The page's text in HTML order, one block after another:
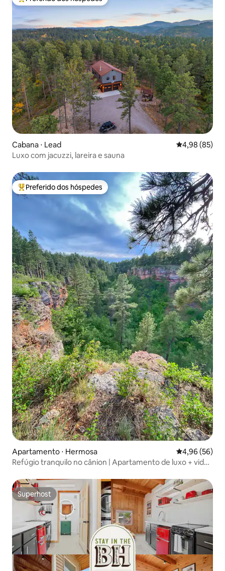
Entre os melhores preferidos dos hóspedes
Cabana ⋅ Lead 4,98 de uma
4,98 (85)
Luxo com jacuzzi, lareira e sauna
Entre os melhores preferidos dos hóspedes
Preferido dos hóspedes
Apartamento ⋅ Hermosa 4,96 de uma
4,96 (56)
Refúgio tranquilo no cânion | Apartamento de luxo + vida
Superhost
Superhost